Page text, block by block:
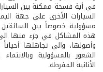
في أية فسحة ممكنة بين
السيارات الأخرى على جهة
مسؤولية خصوصاً بين
هذه المشاكل في جزء منها
وأصولها، والى تجاهلها
الشعور بالمسؤولية
الأنانية المفرطة.